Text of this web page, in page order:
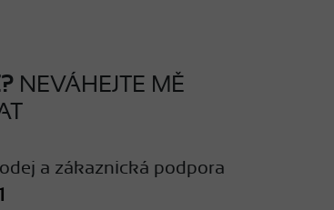
NEVÁHEJTE MĚ
a zákaznická podpora